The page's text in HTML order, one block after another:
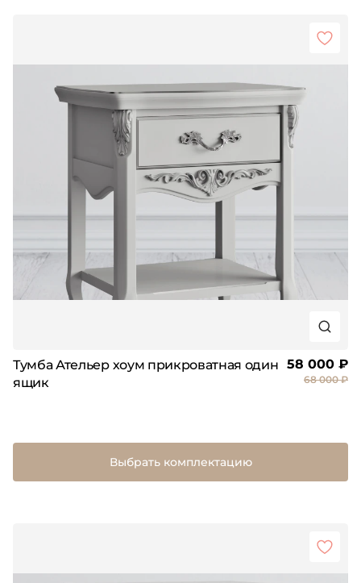
Тумба Ательер хоум прикроватная один
ящик
58 000 ₽
68 000 ₽
Выбрать комплектацию